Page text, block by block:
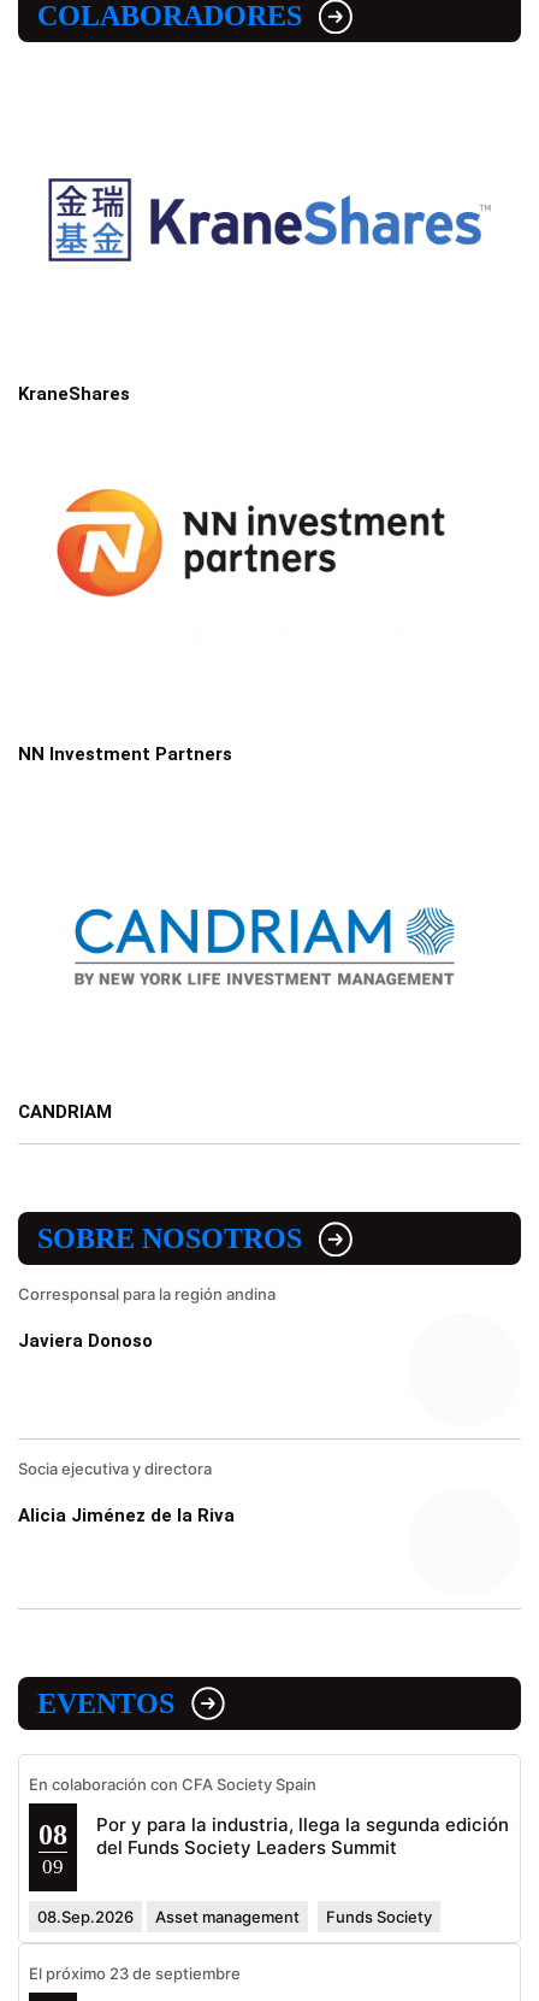
COLABORADORES
KraneShares
NN Investment Partners
CANDRIAM
SOBRE NOSOTROS
Corresponsal para la región andina
Javiera Donoso
Socia ejecutiva y directora
Alicia Jiménez de la Riva
EVENTOS
En colaboración con CFA Society Spain
08
09
Por y para la industria, llega la segunda edición
del Funds Society Leaders Summit
08.Sep.2026 Asset management Funds Society
El próximo 23 de septiembre